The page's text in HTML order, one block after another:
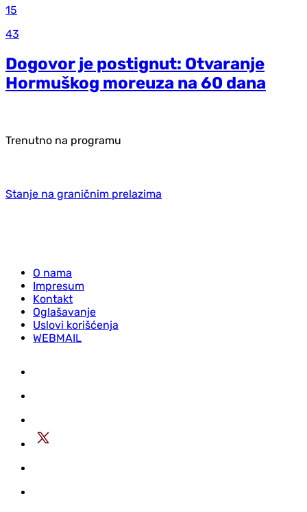
15
43
Dogovor je postignut: Otvaranje
Hormuškog moreuza na 60 dana
Trenutno na programu
Stanje na graničnim prelazima
O nama
Impresum
Kontakt
Oglašavanje
Uslovi korišćenja
WEBMAIL